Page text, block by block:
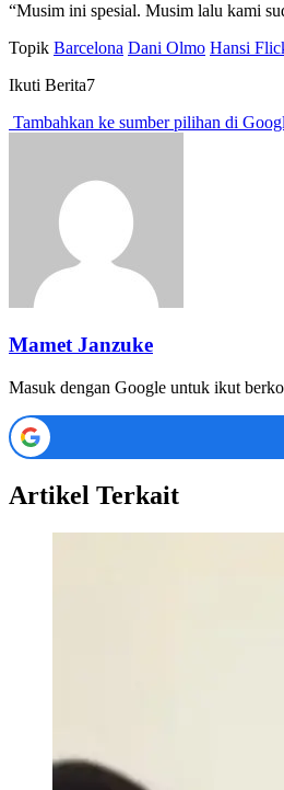
“Musim ini spesial. Musim lalu kami
Topik Barcelona Dani Olmo Hansi
Ikuti Berita7
Tambahkan ke sumber pilihan di
Mamet Janzuke
Masuk dengan Google untuk ikut
Artikel Terkait